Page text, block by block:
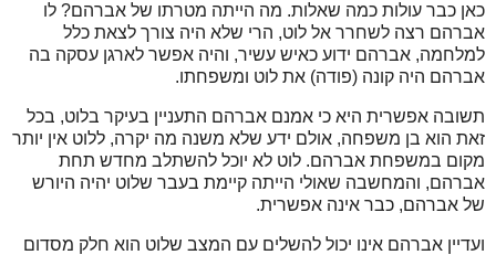
כאן כבר עולות כמה שאלות. מה הייתה מטרתו של אברהם? לו
אברהם רצה לשחרר אל לוט, הרי שלא היה צורך לצאת כלל
למלחמה, אברהם ידוע כאיש עשיר, והיה אפשר לארגן עסקה בה
אברהם היה קונה (פודה) את לוט ומשפחתו.
תשובה אפשרית היא כי אמנם אברהם התעניין בעיקר בלוט, בכל
זאת הוא בן משפחה, אולם ידע שלא משנה מה יקרה, ללוט אין יותר
מקום במשפחת אברהם. לוט לא יוכל להשתלב מחדש תחת
אברהם, והמחשבה שאולי הייתה קיימת בעבר שלוט יהיה היורש
של אברהם, כבר אינה אפשרית.
ועדיין אברהם אינו יכול להשלים עם המצב שלוט הוא חלק מסדום